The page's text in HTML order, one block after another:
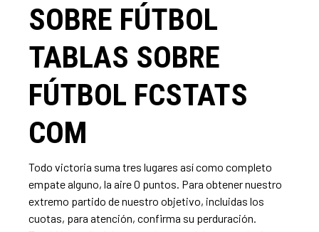
SOBRE FÚTBOL
TABLAS SOBRE
FÚTBOL FCSTATS
COM
Todo victoria suma tres lugares así­ como completo
empate alguno, la aire 0 puntos. Para obtener nuestro
extremo partido de nuestro objetivo, incluidas los
cuotas, para atención, confirma su perduración.